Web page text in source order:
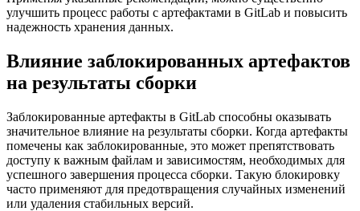
улучшить процесс работы с артефактами в GitLab и повысить
надежность хранения данных.
Влияние заблокированных артефактов
на результаты сборки
Заблокированные артефакты в GitLab способны оказывать
значительное влияние на результаты сборки. Когда артефакты
помечены как заблокированные, это может препятствовать
доступу к важным файлам и зависимостям, необходимых для
успешного завершения процесса сборки. Такую блокировку
часто применяют для предотвращения случайных изменений
или удаления стабильных версий.